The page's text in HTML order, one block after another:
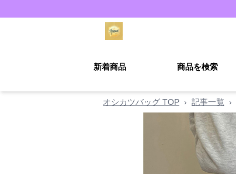
新着商品 商品を検索
オシカツバッグ TOP › 記事一覧 ›